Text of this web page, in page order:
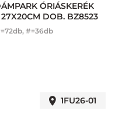
ÓRIÁSKERÉK
27X20CM DOB. BZ8523
#=36db
1FU26-01